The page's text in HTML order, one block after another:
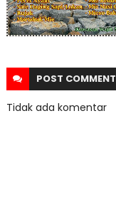
POST COMMENT
Tidak ada komentar